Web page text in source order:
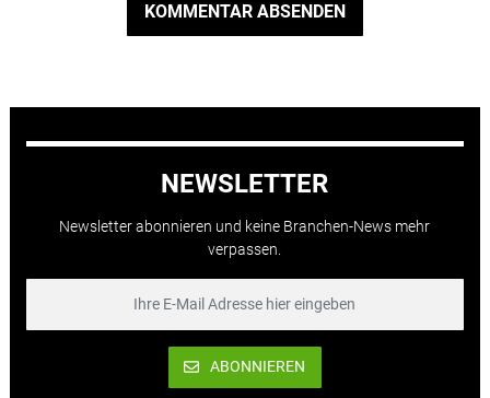
KOMMENTAR ABSENDEN
NEWSLETTER
Newsletter abonnieren und keine Branchen-News mehr
verpassen.
ABONNIEREN